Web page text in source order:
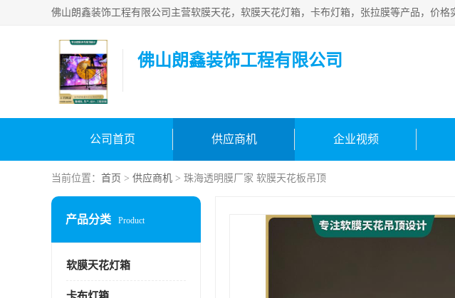
佛山朗鑫装饰工程有限公司
公司首页 供应商机 企业视频
当前位置： 首页 > 供应商机 > 珠海透明膜厂家 软膜天花板吊顶
产品分类 Product
软膜天花灯箱